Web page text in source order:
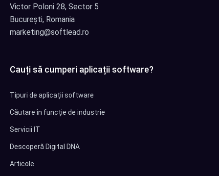
Victor Poloni 28, Sector 5
București, Romania
marketing@softlead.ro
Cauți să cumperi aplicații software?
Tipuri de aplicații software
Căutare în funcție de industrie
Servicii IT
Descoperă Digital DNA
Articole